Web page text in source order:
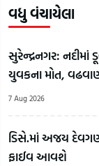
વધુ વંચાયેલા
સુરેન્દ્રનગર: નદીમાં
યુવકના મોત,
7 Aug 2026
ડિસે.માં અજય
ફાઈવ આવશે